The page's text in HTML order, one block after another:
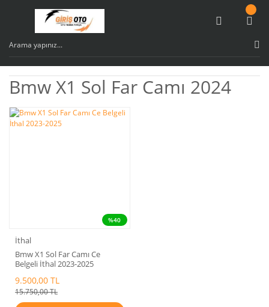
Bmw X1 Sol Far Camı 2024
%40
İthal
Bmw X1 Sol Far Camı Ce
Belgeli İthal 2023-2025
9.500,00 TL
15.750,00 TL